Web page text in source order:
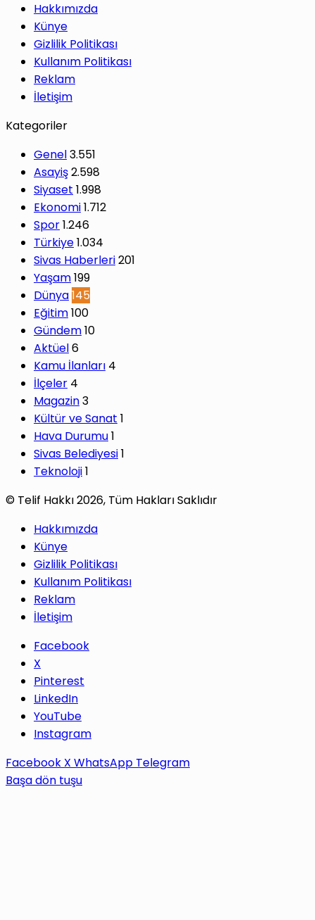
Hakkımızda
Künye
Gizlilik Politikası
Kullanım Politikası
Reklam
İletişim
Kategoriler
Genel3.551
Asayiş2.598
Siyaset 1.998
Ekonomi1.712
Spor1.246
Türkiye1.034
Sivas Haberleri201
Yaşam199
Dünya145
Eğitim100
Gündem10
Aktüel6
Kamu İlanları 4
İlçeler 4
Magazin3
Kültür ve Sanat 1
Hava Durumu1
Sivas Belediyesi1
Teknoloji1
© Telif Hakkı 2026, Tüm Hakları Saklıdır
Hakkımızda
Künye
Gizlilik Politikası
Kullanım Politikası
Reklam
İletişim
Facebook
X
Pinterest
LinkedIn
YouTube
Instagram
Facebook X WhatsApp Telegram
Başa dön tuşu